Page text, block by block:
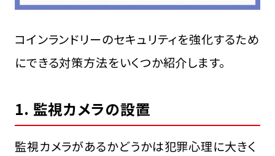
コインランドリーのセキュリティを強化するため
にできる対策方法をいくつか紹介します。
1. 監視カメラの設置
監視カメラがあるかどうかは犯罪心理に大きく